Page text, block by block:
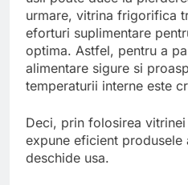
urmare, vitrina frigorifica
eforturi suplimentare
optima. Astfel, pentru a
alimentare sigure si
temperaturii interne este
Deci, prin folosirea
expune eficient produsele
deschide usa.